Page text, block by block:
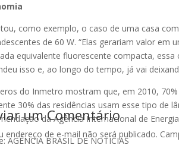
como exemplo, o caso de uma casa
de 60 W. “Elas gerariam valor em
equivalente fluorescente compacta,
isso e, ao longo do tempo, já vai
do Inmetro mostram que, em 2010,
30% das residências usam esse tipo de
da Agência Internacional de Energia
AGÊNCIA BRASIL DE NOTÍCIAS
um Comentário
endereço de e-mail não será publicado.